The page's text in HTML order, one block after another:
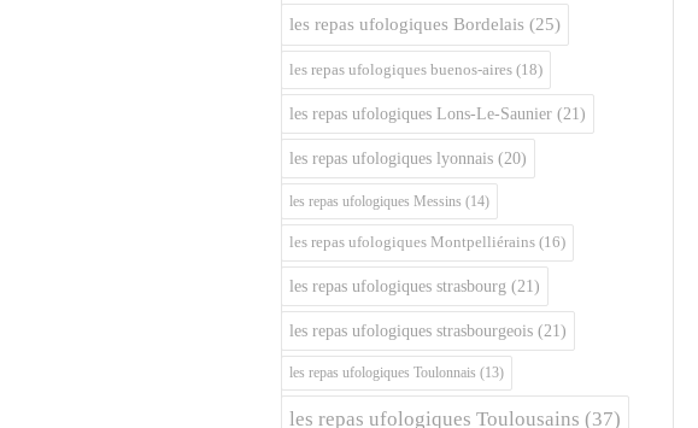
les repas ufologiques Bordelais (25)
les repas ufologiques buenos-aires (18)
les repas ufologiques Lons-Le-Saunier (21)
les repas ufologiques lyonnais (20)
les repas ufologiques Messins (14)
les repas ufologiques Montpelliérains (16)
les repas ufologiques strasbourg (21)
les repas ufologiques strasbourgeois (21)
les repas ufologiques Toulonnais (13)
les repas ufologiques Toulousains (37)